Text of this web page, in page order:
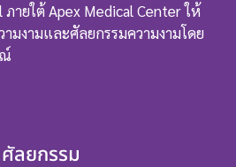
ภายใต้ Apex Medical Center ให้
มงามและศัลยกรรมความงามโดย
ศัลยกรรม